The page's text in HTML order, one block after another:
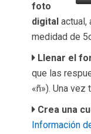
foto
digital actual,
medidad de
Llenar el
que las
«ñ»). Una
Crea una
Información